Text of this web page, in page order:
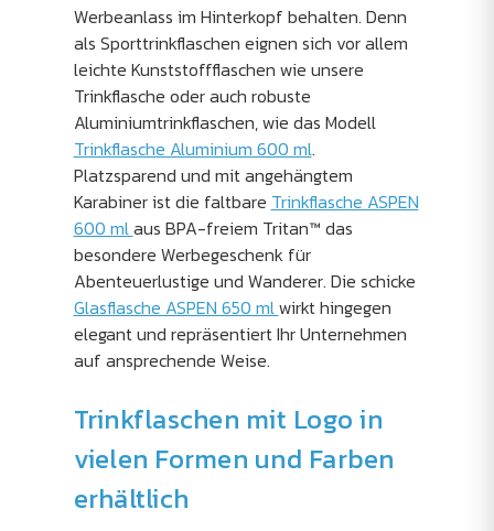
Werbeanlass im Hinterkopf behalten. Denn
als Sporttrinkflaschen eignen sich vor allem
leichte Kunststoffflaschen wie unsere
Trinkflasche oder auch robuste
Aluminiumtrinkflaschen, wie das Modell
Trinkflasche Aluminium 600 ml.
Platzsparend und mit angehängtem
Karabiner ist die faltbare Trinkflasche ASPEN
600 mlaus BPA-freiem Tritan™ das
besondere Werbegeschenk für
Abenteuerlustige und Wanderer. Die schicke
Glasflasche ASPEN 650 mlwirkt hingegen
elegant und repräsentiert Ihr Unternehmen
auf ansprechende Weise.
Trinkflaschen mit Logo in
vielen Formen und Farben
erhältlich